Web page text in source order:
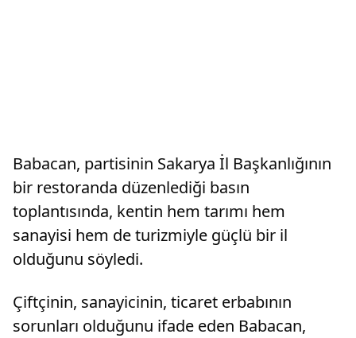
Babacan, partisinin Sakarya İl Başkanlığının
bir restoranda düzenlediği basın
toplantısında, kentin hem tarımı hem
sanayisi hem de turizmiyle güçlü bir il
olduğunu söyledi.
Çiftçinin, sanayicinin, ticaret erbabının
sorunları olduğunu ifade eden Babacan,